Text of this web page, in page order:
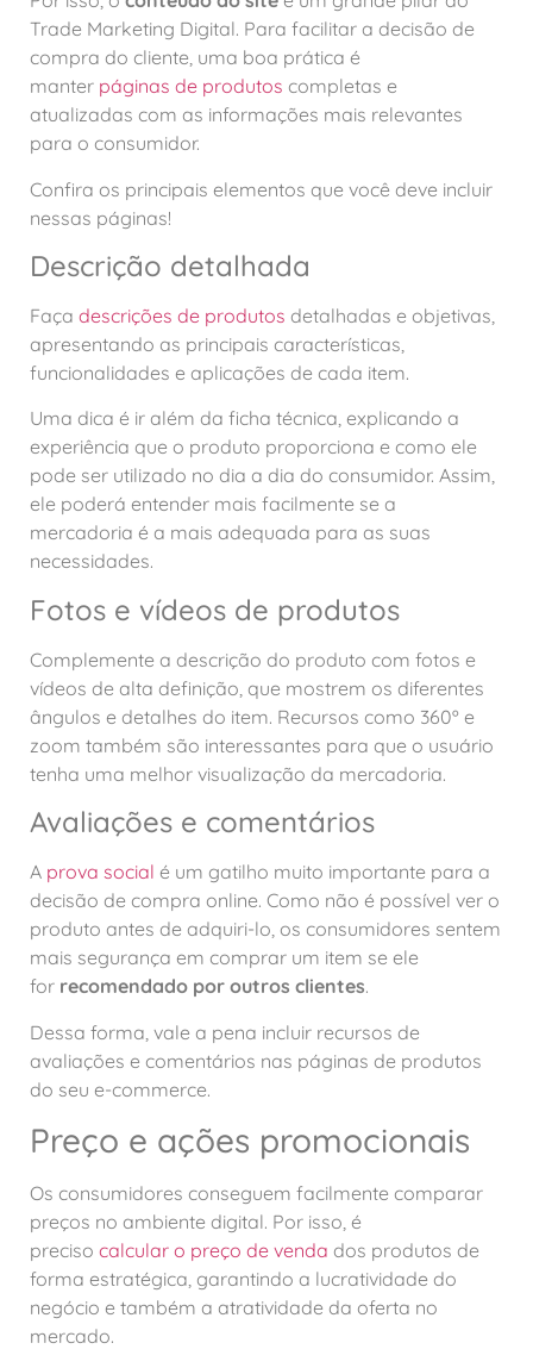
Trade Marketing Digital. Para facilitar a decisão de
compra do cliente, uma boa prática é
manter páginas de produtos completas e
atualizadas com as informações mais relevantes
para o consumidor.
Confira os principais elementos que você deve incluir
nessas páginas!
Descrição detalhada
Faça descrições de produtos detalhadas e objetivas,
apresentando as principais características,
funcionalidades e aplicações de cada item.
Uma dica é ir além da ficha técnica, explicando a
experiência que o produto proporciona e como ele
pode ser utilizado no dia a dia do consumidor. Assim,
ele poderá entender mais facilmente se a
mercadoria é a mais adequada para as suas
necessidades.
Fotos e vídeos de produtos
Complemente a descrição do produto com fotos e
vídeos de alta definição, que mostrem os diferentes
ângulos e detalhes do item. Recursos como 360º e
zoom também são interessantes para que o usuário
tenha uma melhor visualização da mercadoria.
Avaliações e comentários
A prova social é um gatilho muito importante para a
decisão de compra online. Como não é possível ver o
produto antes de adquiri-lo, os consumidores sentem
mais segurança em comprar um item se ele
for recomendado por outros clientes.
Dessa forma, vale a pena incluir recursos de
avaliações e comentários nas páginas de produtos
do seu e-commerce.
Preço e ações promocionais
Os consumidores conseguem facilmente comparar
preços no ambiente digital. Por isso, é
preciso calcular o preço de venda dos produtos de
forma estratégica, garantindo a lucratividade do
negócio e também a atratividade da oferta no
mercado.